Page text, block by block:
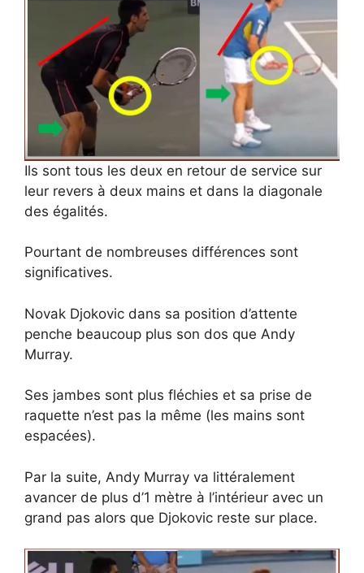
Ils sont tous les deux en retour de service sur
leur revers à deux mains et dans la diagonale
des égalités.
Pourtant de nombreuses différences sont
significatives.
Novak Djokovic dans sa position d’attente
penche beaucoup plus son dos que Andy
Murray.
Ses jambes sont plus fléchies et sa prise de
raquette n’est pas la même (les mains sont
espacées).
Par la suite, Andy Murray va littéralement
avancer de plus d’1 mètre à l’intérieur avec un
grand pas alors que Djokovic reste sur place.